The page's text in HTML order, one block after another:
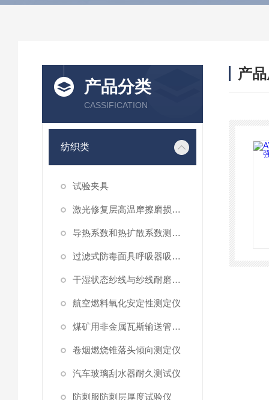
产品分类
CASSIFICATION
纺织类
试验夹具
激光修复层高温摩擦磨损性能试验仪
导热系数和热扩散系数测定仪
过滤式防毒面具呼吸器吸附系数测定仪
干湿状态纱线与纱线耐磨性试验仪
航空燃料氧化安定性测定仪
煤矿用非金属瓦斯输送管材耐正压力测试仪
卷烟燃烧锥落头倾向测定仪
汽车玻璃刮水器耐久测试仪
防刺服防刺层厚度试验仪
产